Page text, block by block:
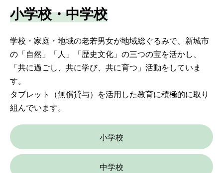
小学校・中学校
学校・家庭・地域の老若男女が地域総ぐるみで、新城市
の「自然」「人」「歴史文化」の三つの宝を活かし、
「共に過ごし、共に学び、共に育つ」活動をしていま
す。
タブレット（無償貸与）を活用した教育に積極的に取り
組んでいます。
小学校
中学校